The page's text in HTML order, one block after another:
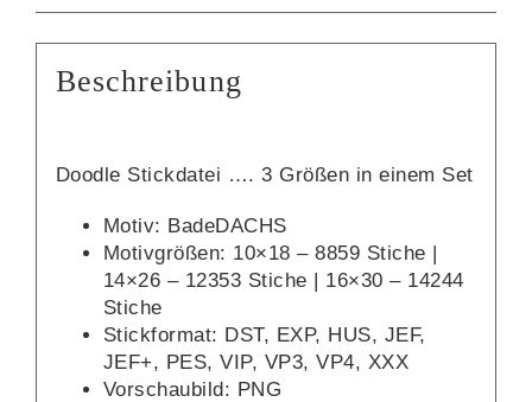
Beschreibung
Doodle Stickdatei …. 3 Größen in einem Set
Motiv: BadeDACHS
Motivgrößen: 10×18 – 8859 Stiche |
14×26 – 12353 Stiche | 16×30 – 14244
Stiche
Stickformat: DST, EXP, HUS, JEF,
JEF+, PES, VIP, VP3, VP4, XXX
Vorschaubild: PNG